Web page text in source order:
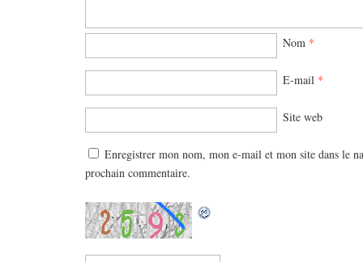
Nom *
E-mail *
Site web
Enregistrer mon nom, mon e-mail et mon site dans le
prochain commentaire.